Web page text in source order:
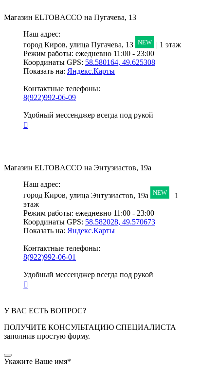
Магазин ELTOBACCO на Пугачева, 13
Наш адрес:
город Киров, улица Пугачева, 13 NEW
| 1 этаж
Режим работы: ежедневно 11:00 - 23:00
Координаты GPS: 58.580164, 49.625308
Показать на: Яндекс.Карты
Контактные телефоны:
8(922)992-06-09
Удобный мессенджер всегда под рукой
Магазин ELTOBACCO на Энтузиастов, 19а
Наш адрес:
город Киров, улица Энтузиастов, 19а NEW
| 1
этаж
Режим работы: ежедневно 11:00 - 23:00
Координаты GPS: 58.582028, 49.570673
Показать на: Яндекс.Карты
Контактные телефоны:
8(922)992-06-01
Удобный мессенджер всегда под рукой
У ВАС ЕСТЬ ВОПРОС?
ПОЛУЧИТЕ КОНСУЛЬТАЦИЮ СПЕЦИАЛИСТА
заполнив простую форму.
Укажите Ваше имя*